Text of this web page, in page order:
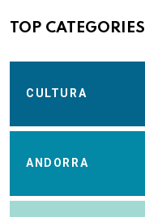
TOP CATEGORIES
CULTURA
ANDORRA